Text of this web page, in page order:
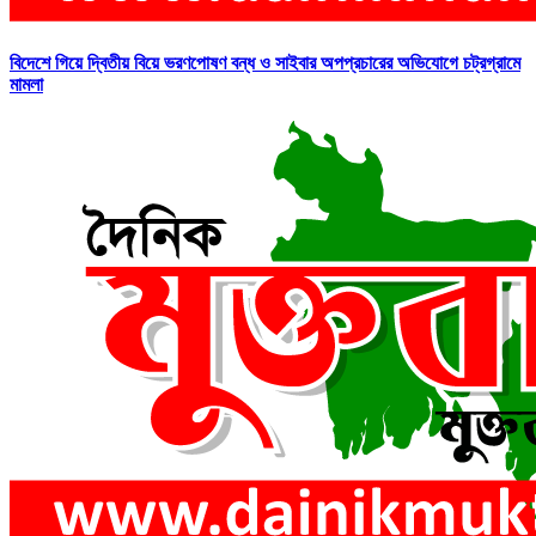
বিদেশে গিয়ে দ্বিতীয় বিয়ে ভরণপোষণ বন্ধ ও সাইবার অপপ্রচারের অভিযোগে চট্রগ্রামে
মামলা